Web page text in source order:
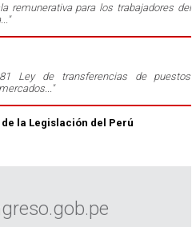
remunerativa para los trabajadores del
Ley de transferencias de puestos
la Legislación del Perú